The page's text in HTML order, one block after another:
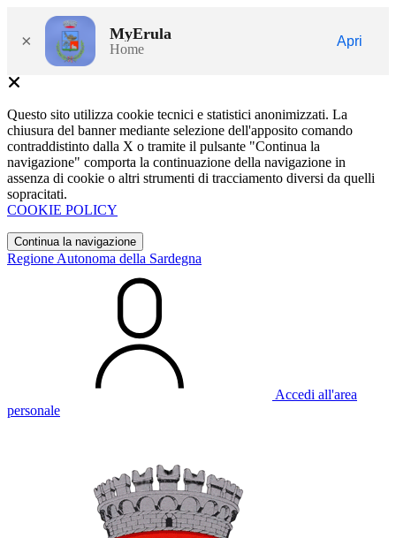
× MyErula
Home
Apri
Questo sito utilizza cookie tecnici e statistici anonimizzati. La
chiusura del banner mediante selezione dell'apposito comando
contraddistinto dalla X o tramite il pulsante "Continua la
navigazione" comporta la continuazione della navigazione in
assenza di cookie o altri strumenti di tracciamento diversi da quelli
sopracitati.
COOKIE POLICY
Continua la navigazione
Regione Autonoma della Sardegna
Accedi all'area
personale